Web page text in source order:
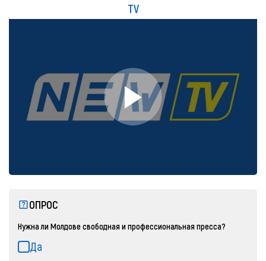
TV
ОПРОС
Нужна ли Молдове свободная и профессиональная пресса?
Да